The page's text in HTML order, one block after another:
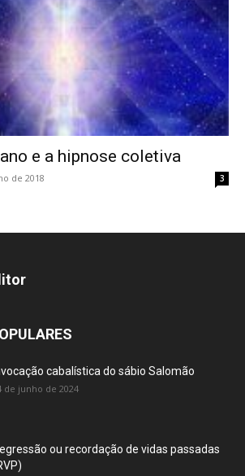
e a hipnose coletiva
de 2018 3
cabalística do sábio Salomão
de junho de 2024
ou recordação de vidas passadas